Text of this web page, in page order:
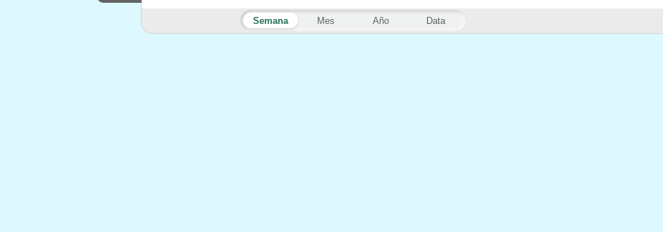
Semana Mes Año Data